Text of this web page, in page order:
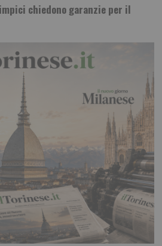
chiedono garanzie per il